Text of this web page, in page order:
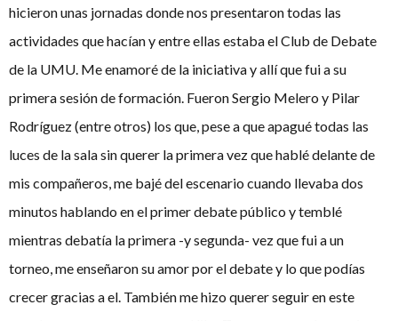
hicieron unas jornadas donde nos presentaron todas las
actividades que hacían y entre ellas estaba el Club de Debate
de la UMU. Me enamoré de la iniciativa y allí que fui a su
primera sesión de formación. Fueron Sergio Melero y Pilar
Rodríguez (entre otros) los que, pese a que apagué todas las
luces de la sala sin querer la primera vez que hablé delante de
mis compañeros, me bajé del escenario cuando llevaba dos
minutos hablando en el primer debate público y temblé
mientras debatía la primera -y segunda- vez que fui a un
torneo, me enseñaron su amor por el debate y lo que podías
crecer gracias a el. También me hizo querer seguir en este